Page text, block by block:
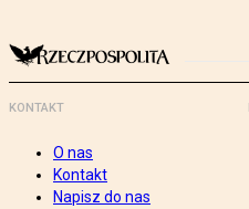
KONTAKT
O nas
Kontakt
Napisz do nas